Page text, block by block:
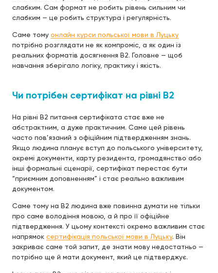
слабким. Сам формат не робить рівень сильним чи
слабким — це робить структура і регулярність.
Саме тому онлайн курси польської мови в Луцьку
потрібно розглядати не як компроміс, а як один із
реальних форматів досягнення B2. Головне — щоб
навчання зберігало логіку, практику і якість.
Чи потрібен сертифікат на рівні B2
На рівні B2 питання сертифіката стає вже не
абстрактним, а дуже практичним. Саме цей рівень
часто пов’язаний з офіційним підтвердженням знань.
Якщо людина планує вступ до польського університету,
окремі документи, карту резидента, громадянство або
інші формальні сценарії, сертифікат перестає бути
“приємним доповненням” і стає реально важливим
документом.
Саме тому на B2 людина вже повинна думати не тільки
про саме володіння мовою, а й про її офіційне
підтвердження. У цьому контексті окремо важливим стає
напрямок сертифікація польської мови в Луцьку. Він
закриває саме той запит, де знати мову недостатньо —
потрібно ще й мати документ, який це підтверджує.